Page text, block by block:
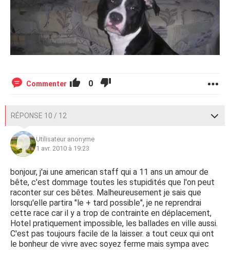
Commenter 0
RÉPONSE 10 / 12
Utilisateur anonyme
1 avr. 2010 à 19:23
bonjour, j'ai une american staff qui a 11 ans un amour de
bête, c'est dommage toutes les stupidités que l'on peut
raconter sur ces bêtes. Malheureusement je sais que
lorsqu'elle partira "le + tard possible", je ne reprendrai
cette race car il y a trop de contrainte en déplacement,
Hotel pratiquement impossible, les ballades en ville aussi.
C'est pas toujours facile de la laisser. a tout ceux qui ont
le bonheur de vivre avec soyez ferme mais sympa avec